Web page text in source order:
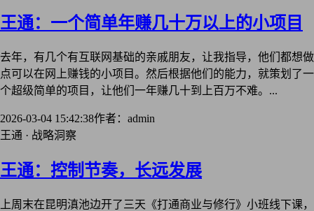
王通：一个简单年赚几十万以上的小项目
去年，有几个有互联网基础的亲戚朋友，让我指导，他们都想做
点可以在网上赚钱的小项目。然后根据他们的能力，就策划了一
个超级简单的项目，让他们一年赚几十到上百万不难。...
2026-03-04 15:42:38作者：admin
王通 · 战略洞察
王通：控制节奏，长远发展
上周末在昆明滇池边开了三天《打通商业与修行》小班线下课，